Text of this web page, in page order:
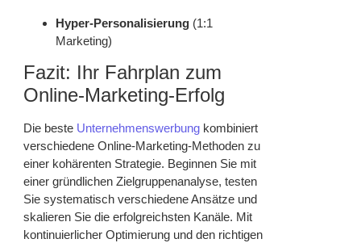
Hyper-Personalisierung (1:1
Marketing)
Fazit: Ihr Fahrplan zum
Online-Marketing-Erfolg
Die beste Unternehmenswerbung kombiniert
verschiedene Online-Marketing-Methoden zu
einer kohärenten Strategie. Beginnen Sie mit
einer gründlichen Zielgruppenanalyse, testen
Sie systematisch verschiedene Ansätze und
skalieren Sie die erfolgreichsten Kanäle. Mit
kontinuierlicher Optimierung und den richtigen